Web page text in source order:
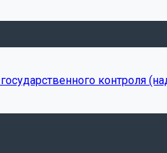
контроля